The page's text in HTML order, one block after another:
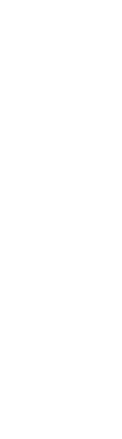
und an
Lido di